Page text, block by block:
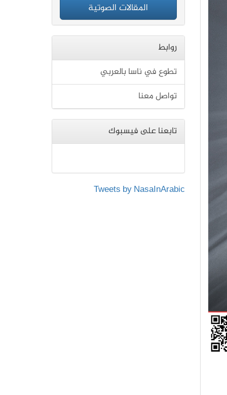
المقالات الصوتية
روابط
تطوع في ناسا بالعربي
تواصل معنا
تابعنا على فيسبوك
Tweets by NasaInArabic